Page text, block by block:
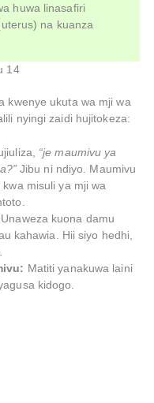
huwa linasafiri
na kuanza
14
kwenye ukuta wa mji wa
nyingi zaidi hujitokeza:
“je maumivu ya
Jibu ni ndiyo. Maumivu
misuli ya mji wa
Unaweza kuona damu
kahawia. Hii siyo hedhi,
Matiti yanakuwa laini
kidogo.